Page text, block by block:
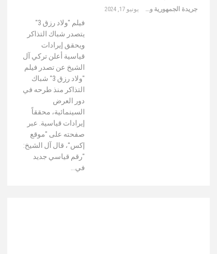
جريدة الجمهورية والعالم يونيو 17, 2024
فيلم "ولاد رزق 3"
يتصدر شباك التذاكر
ويحقق إيرادات
قياسية أعلن تركي آل
الشيخ عن تصدر فيلم
"ولاد رزق 3" شباك
التذاكر منذ طرحه في
دور العرض
السينمائية، محققاً
إيرادات قياسية. عبر
صفحته على "موقع
إكس"، قال آل الشيخ:
"رقم قياسي جديد
في…